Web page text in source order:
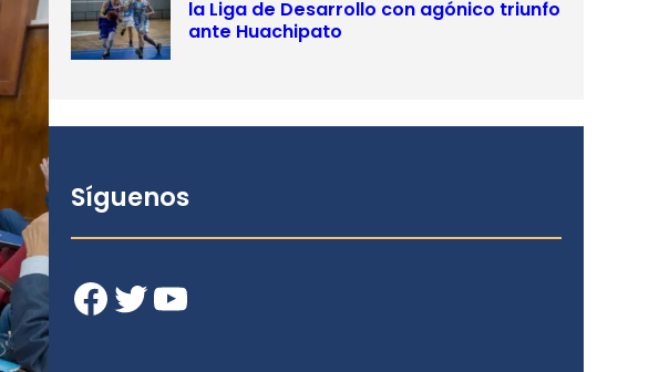
la Liga de Desarrollo con agónico triunfo
ante Huachipato
Síguenos
Facebook Twitter YouTube